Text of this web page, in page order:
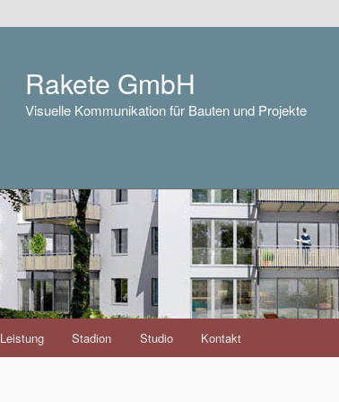
Rakete GmbH
Visuelle Kommunikation für Bauten und Projekte
Leistung Stadion Studio Kontakt